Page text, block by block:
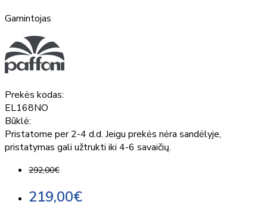
Gamintojas
Prekės kodas:
EL168NO
Būklė:
Pristatome per 2-4 d.d. Jeigu prekės nėra sandėlyje,
pristatymas gali užtrukti iki 4-6 savaičių.
292,00€
219,00€